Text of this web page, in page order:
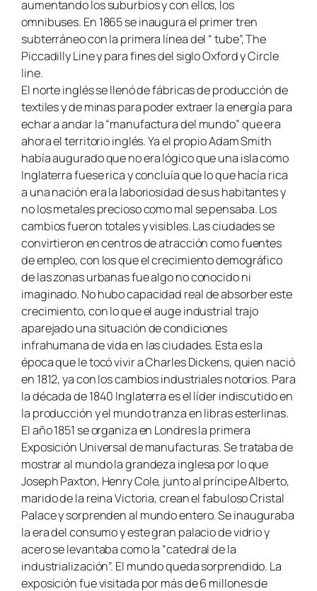
aumentando los suburbios y con ellos, los
omnibuses. En 1865 se inaugura el primer tren
subterráneo con la primera línea del “ tube”,The
Piccadilly Liney para fines del sigloOxford y Circle
line.
El norte inglés se llenó de fábricas de producción de
textiles y de minas para poder extraer la energía para
echar a andar la “manufactura del mundo” que era
ahora el territorio inglés. Ya el propio Adam Smith
había augurado que no era lógico que una isla como
Inglaterra fuese rica y concluía que lo que hacía rica
a una nación era la laboriosidad de sus habitantes y
no los metales precioso como mal se pensaba. Los
cambios fueron totales y visibles. Las ciudades se
convirtieron en centros de atracción como fuentes
de empleo, con los que el crecimiento demográfico
de las zonas urbanas fue algo no conocido ni
imaginado. No hubo capacidad real de absorber este
crecimiento, con lo que el auge industrial trajo
aparejado una situación de condiciones
infrahumana de vida en las ciudades. Esta es la
época que le tocó vivir a Charles Dickens, quien nació
en 1812, ya con los cambios industriales notorios. Para
la década de 1840 Inglaterra es el líder indiscutido en
la producción y el mundo tranza en libras esterlinas.
El año 1851 se organiza en Londres la primera
Exposición Universal de manufacturas. Se trataba de
mostrar al mundo la grandeza inglesa por lo que
Joseph Paxton, Henry Cole, junto al príncipe Alberto,
marido de la reina Victoria, crean el fabuloso Cristal
Palace y sorprenden al mundo entero. Se inauguraba
la era del consumo y este gran palacio de vidrio y
acero se levantaba como la “catedral de la
industrialización”. El mundo queda sorprendido. La
exposición fue visitada por más de 6 millones de